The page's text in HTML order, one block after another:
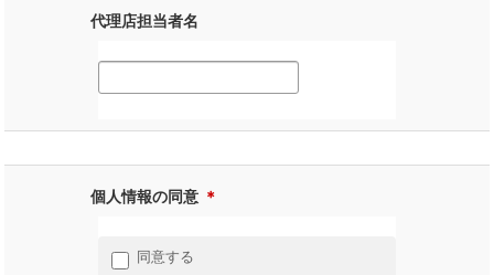
代理店担当者名
個人情報の同意 ＊
同意する